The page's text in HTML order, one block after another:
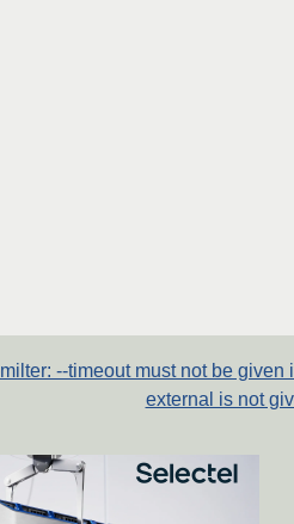
--timeout must not be given
external is not